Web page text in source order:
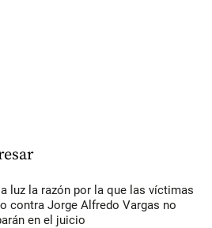
luz la razón por la que las víctimas
contra Jorge Alfredo Vargas no
en el juicio